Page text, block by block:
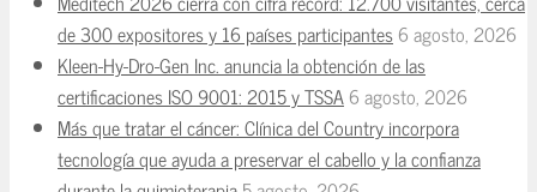
de 300 expositores y 16 países participantes6 agosto, 2026
Kleen-Hy-Dro-Gen Inc. anuncia la obtención de las
certificaciones ISO 9001: 2015 y TSSA6 agosto, 2026
Más que tratar el cáncer: Clínica del Country incorpora
tecnología que ayuda a preservar el cabello y la confianza